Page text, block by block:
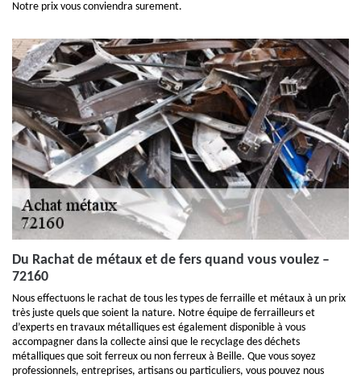
Notre prix vous conviendra surement.
Du Rachat de métaux et de fers quand vous voulez –
72160
Nous effectuons le rachat de tous les types de ferraille et métaux à un prix
très juste quels que soient la nature. Notre équipe de ferrailleurs et
d’experts en travaux métalliques est également disponible à vous
accompagner dans la collecte ainsi que le recyclage des déchets
métalliques que soit ferreux ou non ferreux à Beille. Que vous soyez
professionnels, entreprises, artisans ou particuliers, vous pouvez nous